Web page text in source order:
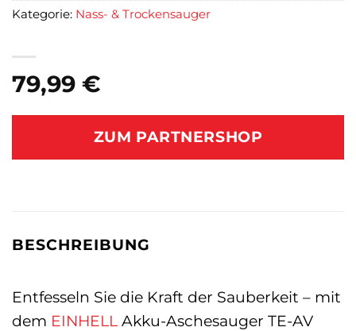
79,99 €
ZUM PARTNERSHOP
Kategorie: Nass- & Trockensauger
BESCHREIBUNG
Entfesseln Sie die Kraft der Sauberkeit – mit
dem EINHELL Akku-Aschesauger TE-AV